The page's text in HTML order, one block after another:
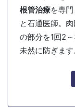
根管治療を専
と石通医師。
の部分を1回2
未然に防ぎます